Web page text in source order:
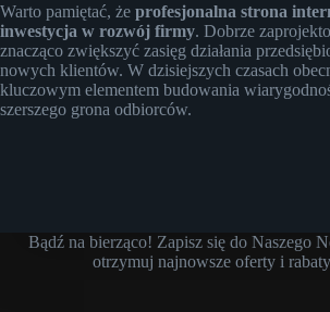
Warto pamiętać, że profesjonalna strona
inwestycja w rozwój firmy. Dobrze
znacząco zwiększyć zasięg działania
nowych klientów. W dzisiejszych czasach
kluczowym elementem budowania
szerszego grona odbiorców.
Bądź na bierząco! Zapisz się do Naszego
otrzymuj najnowsze oferty i